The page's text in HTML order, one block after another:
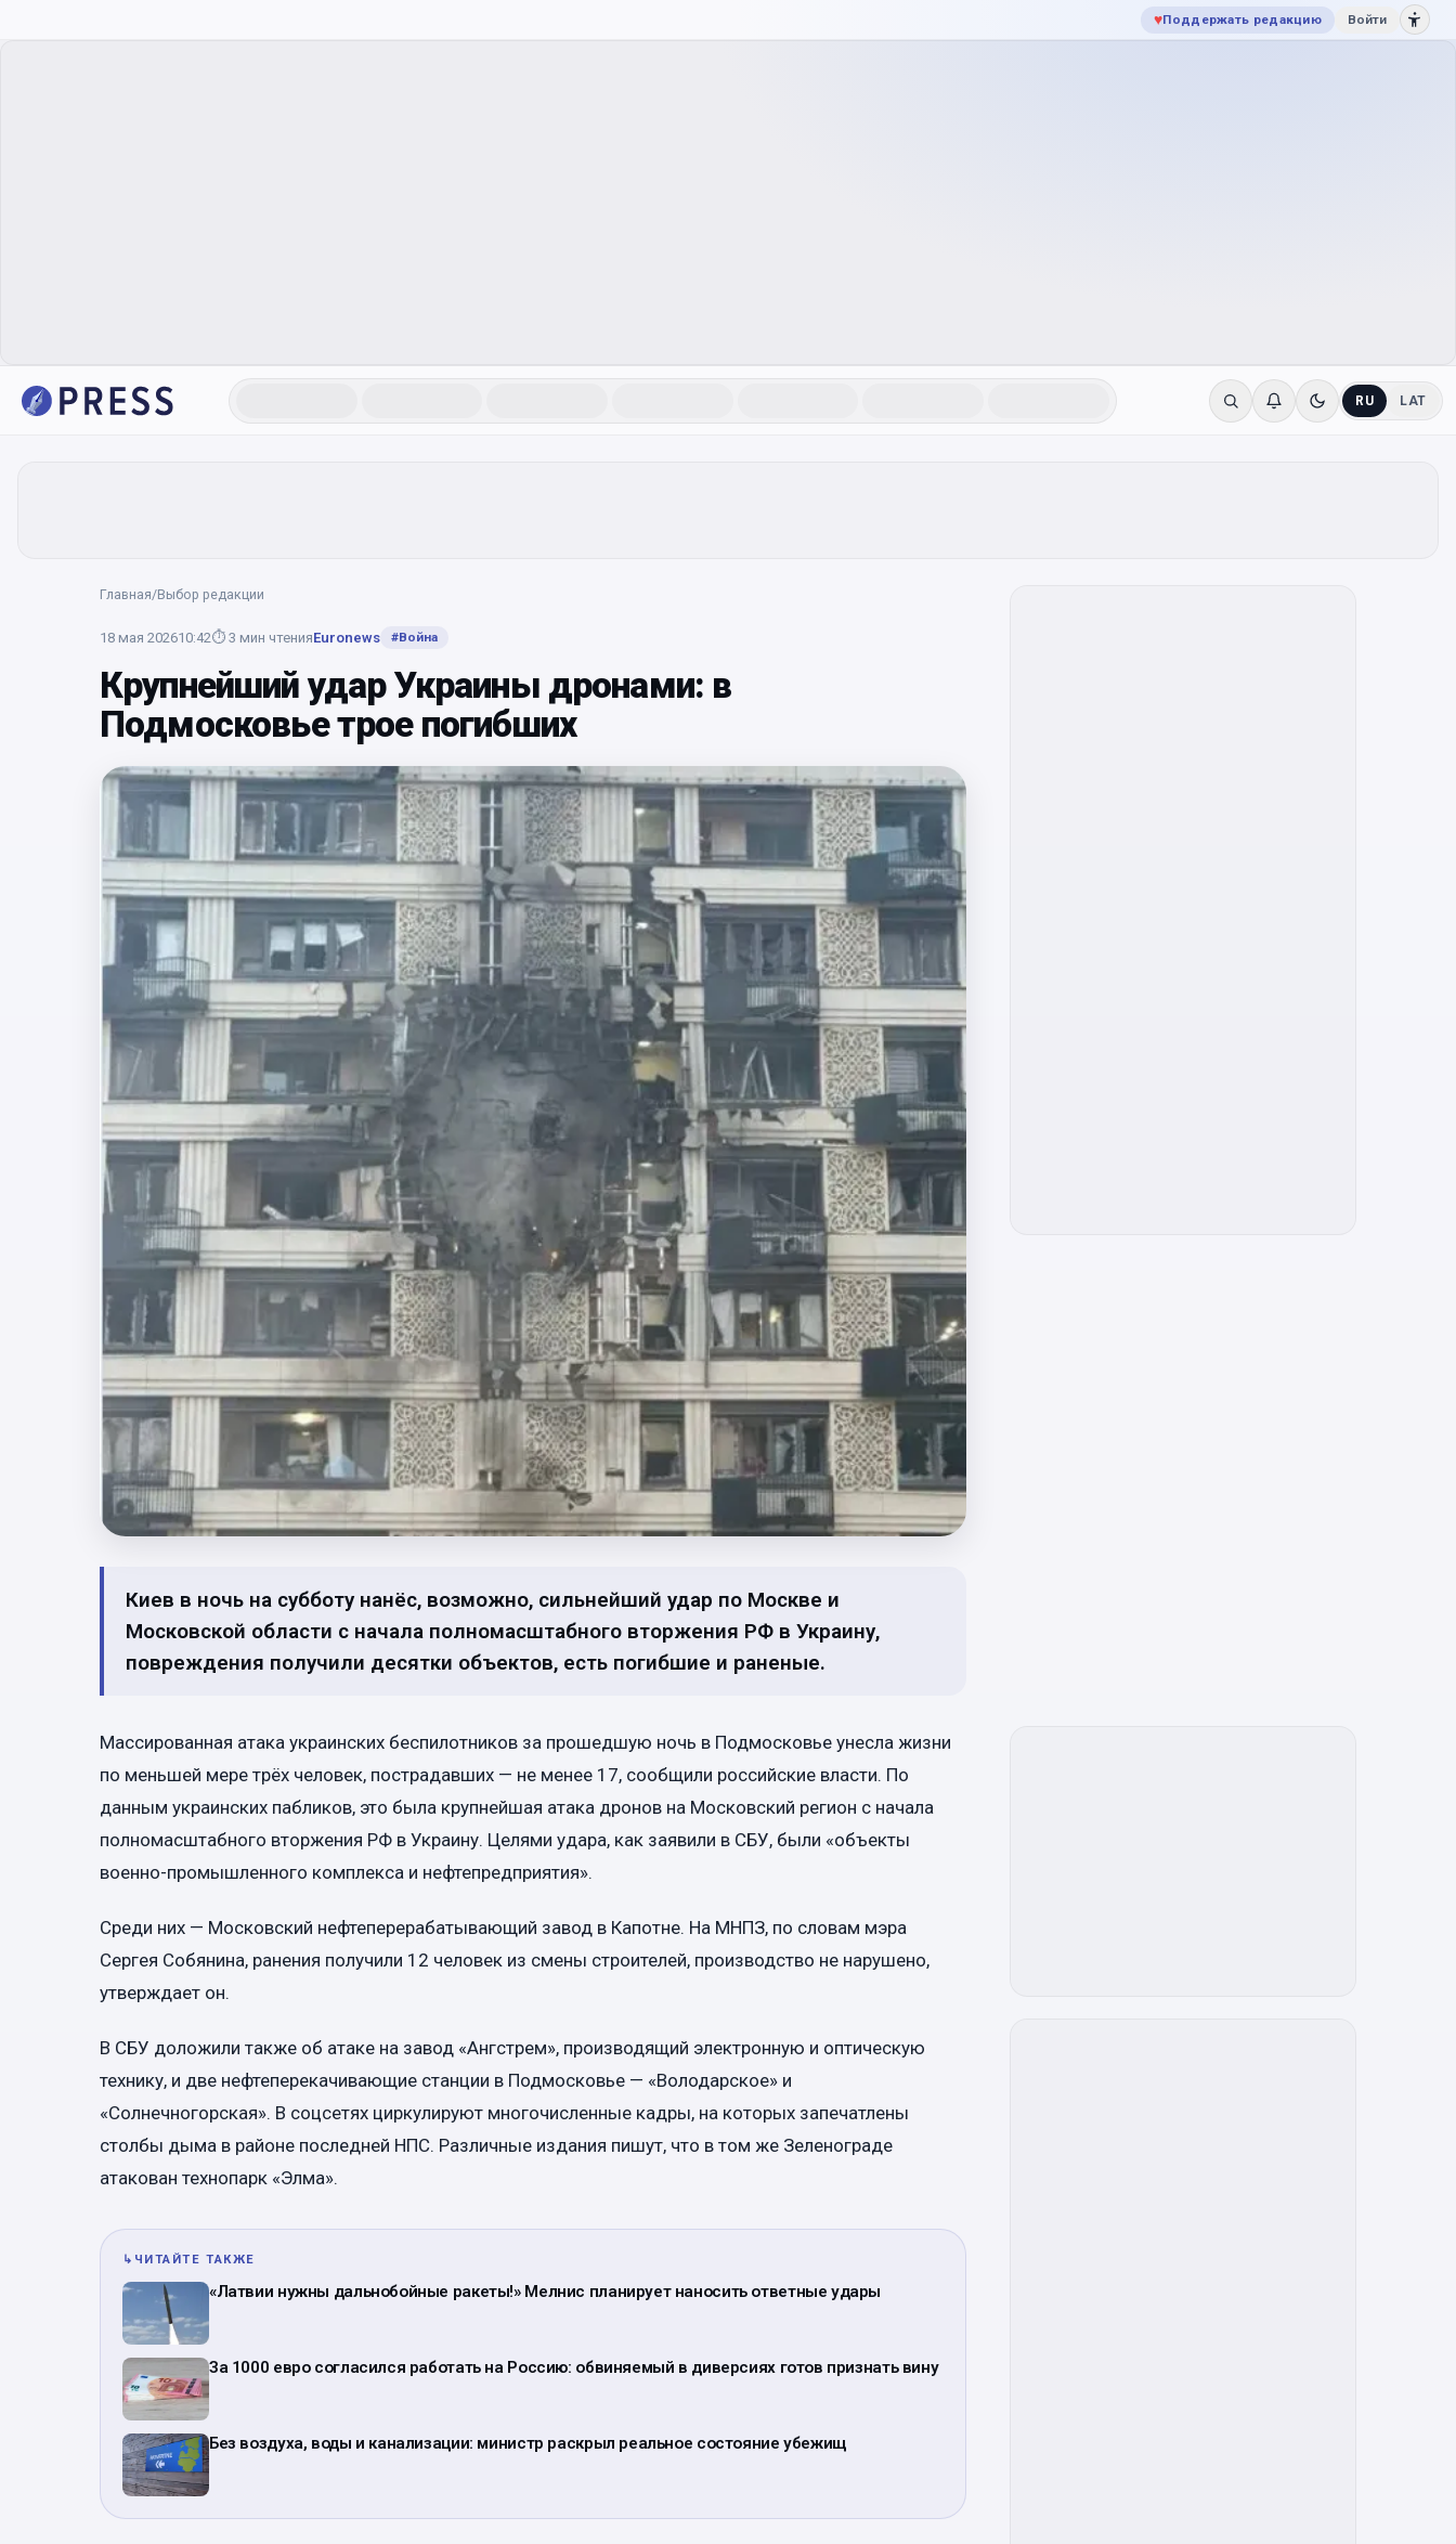
♥Поддержать редакцию Войти
RU LAT
Главная/Выбор редакции
18 мая 202610:42⏱ 3 мин чтенияEuronews #Война
Крупнейший удар Украины дронами: в
Подмосковье трое погибших
Киев в ночь на субботу нанёс, возможно, сильнейший удар по Москве и
Московской области с начала полномасштабного вторжения РФ в Украину,
повреждения получили десятки объектов, есть погибшие и раненые.
Массированная атака украинских беспилотников за прошедшую ночь в Подмосковье унесла жизни
по меньшей мере трёх человек, пострадавших — не менее 17, сообщили российские власти. По
данным украинских пабликов, это была крупнейшая атака дронов на Московский регион с начала
полномасштабного вторжения РФ в Украину. Целями удара, как заявили в СБУ, были «объекты
военно-промышленного комплекса и нефтепредприятия».
Среди них — Московский нефтеперерабатывающий завод в Капотне. На МНПЗ, по словам мэра
Сергея Собянина, ранения получили 12 человек из смены строителей, производство не нарушено,
утверждает он.
В СБУ доложили также об атаке на завод «Ангстрем», производящий электронную и оптическую
технику, и две нефтеперекачивающие станции в Подмосковье — «Володарское» и
«Солнечногорская». В соцсетях циркулируют многочисленные кадры, на которых запечатлены
столбы дыма в районе последней НПС. Различные издания пишут, что в том же Зеленограде
атакован технопарк «Элма».
↳ ЧИТАЙТЕ ТАКЖЕ
«Латвии нужны дальнобойные ракеты!» Мелнис планирует наносить ответные удары
За 1000 евро согласился работать на Россию: обвиняемый в диверсиях готов признать вину
Без воздуха, воды и канализации: министр раскрыл реальное состояние убежищ